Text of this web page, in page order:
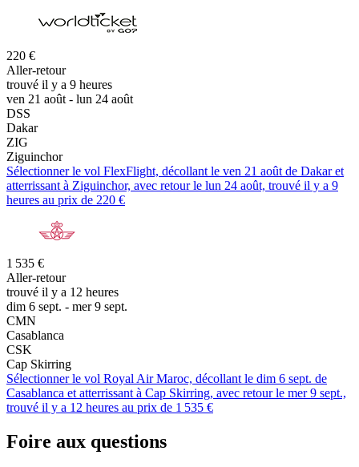
220 €
Aller-retour
trouvé il y a 9 heures
ven 21 août - lun 24 août
DSS
Dakar
ZIG
Ziguinchor
Sélectionner le vol FlexFlight, décollant le ven 21 août de Dakar et
atterrissant à Ziguinchor, avec retour le lun 24 août, trouvé il y a 9
heures au prix de 220 €
1 535 €
Aller-retour
trouvé il y a 12 heures
dim 6 sept. - mer 9 sept.
CMN
Casablanca
CSK
Cap Skirring
Sélectionner le vol Royal Air Maroc, décollant le dim 6 sept. de
Casablanca et atterrissant à Cap Skirring, avec retour le mer 9 sept.,
trouvé il y a 12 heures au prix de 1 535 €
Foire aux questions